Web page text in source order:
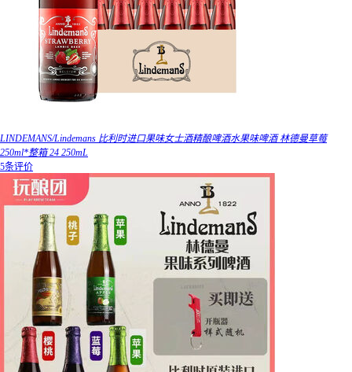
LINDEMANS/Lindemans 比利时进口果味女士酒精酿啤酒水果味啤酒 林德曼草莓
250ml*整箱 24 250mL
5条评价